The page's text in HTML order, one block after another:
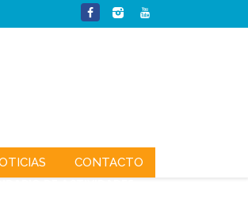
CONTACTO